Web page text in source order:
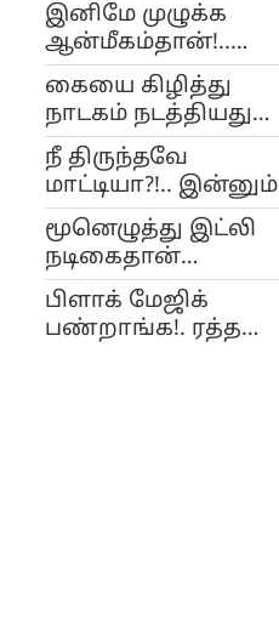
இனிமே முழுக்க
ஆன்மீகம்தான்!..
ஆளே மாறிய ரவி
மோகன்!.. வைரல்
போட்டோ!...
கையை கிழித்து
நாடகம் நடத்தியது
யார் என்பதை
நிரூபிப்போம்!.. ரவி
மோகன் மாமியார்
பேட்டி!..
நீ திருந்தவே
மாட்டியா?!.. இன்னும்
எத்தனை குடும்பம்?..
குஷ்புவை போட்டு
பொளக்கும்
ரசிகர்கள்!..
மூனெழுத்து இட்லி
நடிகைதான்
எல்லாத்துக்கும்
காரணம்!.. ரவி
மோகன் கண்ணீர்..
பிளாக் மேஜிக்
பண்றாங்க!. ரத்த